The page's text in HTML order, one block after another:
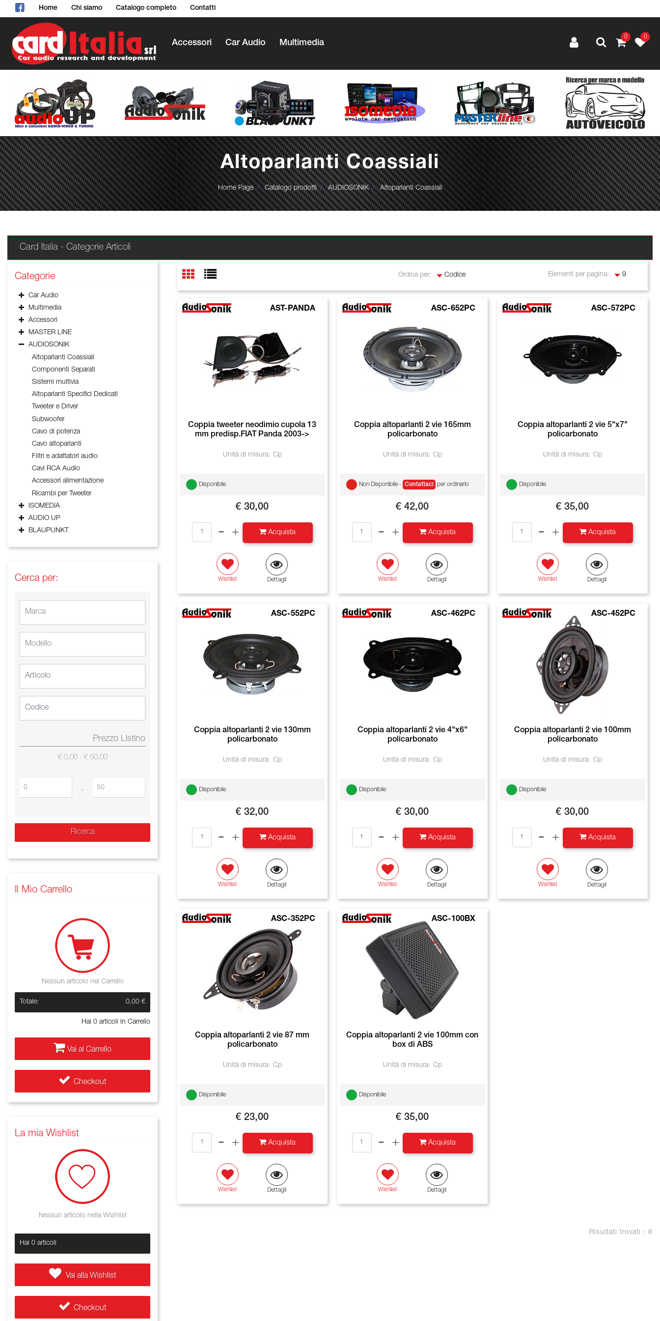
Home Chi siamo Catalogo completo Contatti
Accessori Car Audio Multimedia
0 0
Altoparlanti Coassiali
Home Page Catalogo prodotti AUDIOSONIK Altoparlanti Coassiali
Card Italia - Categorie Articoli
Categorie
Car Audio
Multimedia
Accessori
MASTER LINE
AUDIOSONIK
Altoparlanti Coassiali
Componenti Separati
Sistemi multivia
Altoparlanti Specifici Dedicati
Tweeter e Driver
Subwoofer
Cavo di potenza
Cavo altoparlanti
Filtri e adattatori audio
Cavi RCA Audio
Accessori alimentazione
Ricambi per Tweeter
ISOMEDIA
AUDIO UP
BLAUPUNKT
Cerca per:
Prezzo Listino
€ 0,00 - € 50,00
Prezzo minimo - Prezzo massimo
Il Mio Carrello
Nessun articolo nel Carrello
Hai 0 articoli in Carrello
Totale: 0,00 €
Vai al Carrello
Checkout
La mia Wishlist
Nessun articolo nella Wishlist
Hai 0 articoli
Vai alla Wishlist
Checkout
Ordina per: Elementi per pagina:
AST-PANDA
Coppia tweeter neodimio cupola 13
mm predisp.FIAT Panda 2003->
Unità di misura: Cp
Disponibile
€ 30,00
Quantità
Acquista
Wishlist Dettagli
ASC-652PC
Coppia altoparlanti 2 vie 165mm
policarbonato
Unità di misura: Cp
Non Disponibile - Contattaci per ordinarlo
€ 42,00
Quantità
Acquista
Wishlist Dettagli
ASC-572PC
Coppia altoparlanti 2 vie 5"x7"
policarbonato
Unità di misura: Cp
Disponibile
€ 35,00
Quantità
Acquista
Wishlist Dettagli
ASC-552PC
Coppia altoparlanti 2 vie 130mm
policarbonato
Unità di misura: Cp
Disponibile
€ 32,00
Quantità
Acquista
Wishlist Dettagli
ASC-462PC
Coppia altoparlanti 2 vie 4"x6"
policarbonato
Unità di misura: Cp
Disponibile
€ 30,00
Quantità
Acquista
Wishlist Dettagli
ASC-452PC
Coppia altoparlanti 2 vie 100mm
policarbonato
Unità di misura: Cp
Disponibile
€ 30,00
Quantità
Acquista
Wishlist Dettagli
ASC-352PC
Coppia altoparlanti 2 vie 87 mm
policarbonato
Unità di misura: Cp
Disponibile
€ 23,00
Quantità
Acquista
Wishlist Dettagli
ASC-100BX
Coppia altoparlanti 2 vie 100mm con
box di ABS
Unità di misura: Cp
Disponibile
€ 35,00
Quantità
Acquista
Wishlist Dettagli
Risultati trovati : 8